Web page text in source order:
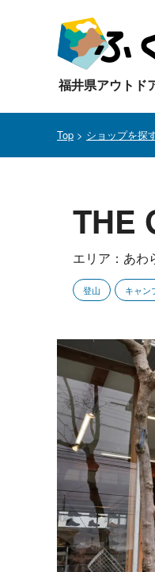
福井県アウトド
Top > ショップを探
THE
エリア：あわ
登山 キャン